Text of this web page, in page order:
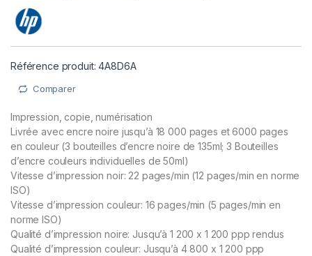
Référence produit: 4A8D6A
Comparer
Impression, copie, numérisation
Livrée avec encre noire jusqu’à 18 000 pages et 6000 pages
en couleur (3 bouteilles d’encre noire de 135ml; 3 Bouteilles
d’encre couleurs individuelles de 50ml)
Vitesse d’impression noir: 22 pages/min (12 pages/min en norme
ISO)
Vitesse d’impression couleur: 16 pages/min (5 pages/min en
norme ISO)
Qualité d’impression noire: Jusqu’à 1 200 x 1 200 ppp rendus
Qualité d’impression couleur: Jusqu’à 4 800 x 1 200 ppp